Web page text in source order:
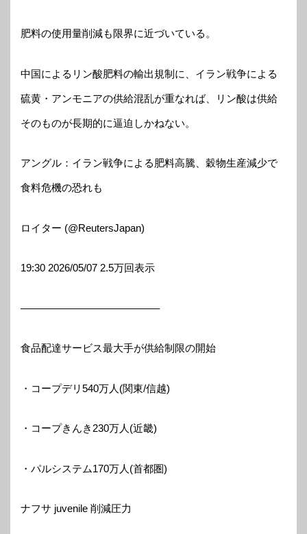
肥料の使用量削減も限界に近づいている。
中国によるリン酸肥料の輸出規制に、イラン戦争による
硫黄・アンモニアの供給混乱が重なれば、リン酸は供給
そのものが長期的に逼迫しかねない。
アングル：イラン戦争による肥料高騰、穀物生産減少で
食料危機の恐れも
ロイター (@ReutersJapan)
19:30 2026/05/07 2.5万回表示
—————————————–
食品配達サービス最大手が供給制限の開始
・コープデリ540万人(関東/信越)
・コープきんき230万人(近畿)
・パルシステム170万人(首都圏)
ナフサ juvenile 削減圧力